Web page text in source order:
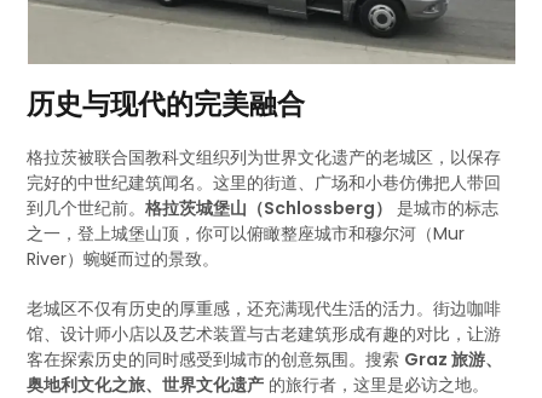
历史与现代的完美融合
格拉茨被联合国教科文组织列为世界文化遗产的老城区，以保存
完好的中世纪建筑闻名。这里的街道、广场和小巷仿佛把人带回
到几个世纪前。格拉茨城堡山（Schlossberg） 是城市的标志
之一，登上城堡山顶，你可以俯瞰整座城市和穆尔河（Mur
River）蜿蜒而过的景致。
老城区不仅有历史的厚重感，还充满现代生活的活力。街边咖啡
馆、设计师小店以及艺术装置与古老建筑形成有趣的对比，让游
客在探索历史的同时感受到城市的创意氛围。搜索 Graz 旅游、
奥地利文化之旅、世界文化遗产 的旅行者，这里是必访之地。